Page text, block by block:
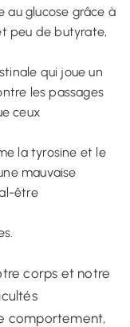
au glucose grâce à
peu de butyrate,
qui joue un
les passages
ceux
la tyrosine et le
mauvaise
être
corps et notre
comportement,